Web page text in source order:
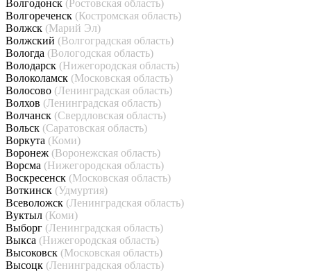
Волгодонск (Ростовская область)
Волгореченск (Костромская область)
Волжск (Марий Эл)
Волжский (Волгоградская область)
Вологда (Вологодская область)
Володарск (Нижегородская область)
Волоколамск (Московская область)
Волосово (Ленинградская область)
Волхов (Ленинградская область)
Волчанск (Свердловская область)
Вольск (Саратовская область)
Воркута (Коми)
Воронеж (Воронежская область)
Ворсма (Нижегородская область)
Воскресенск (Московская область)
Воткинск (Удмуртия)
Всеволожск (Ленинградская область)
Вуктыл (Коми)
Выборг (Ленинградская область)
Выкса (Нижегородская область)
Высоковск (Московская область)
Высоцк (Ленинградская область)